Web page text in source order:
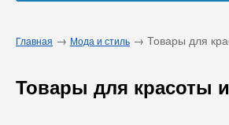
Главная → Мода и стиль → Товары для
Товары для красоты